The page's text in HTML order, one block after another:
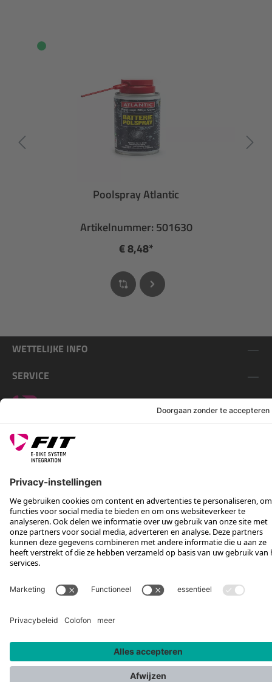
Poolspray Atlantic
Artikelnummer: 501630
€ 8,48*
WETTELIJKE INFO
SERVICE
*Aanbevolen verkoopprijs incl. btw, excl. verzendkosten
Rotax Bike Technology AG © 2025